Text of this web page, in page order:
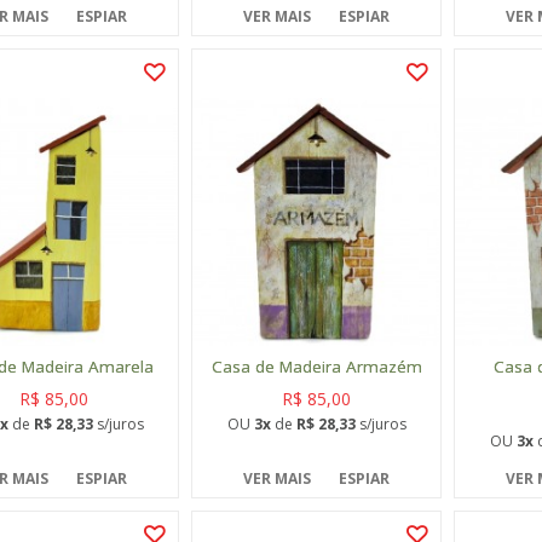
MAIS ESPIAR VER MAIS ESPIAR VER
Madeira Amarela
R$ 85,00
de R$ 28,33s/juros
MAIS ESPIAR
Casa de Madeira Armazém
R$ 85,00
OU 3xde R$ 28,33s/juros
VER MAIS ESPIAR
Casa
OU 3x
VER